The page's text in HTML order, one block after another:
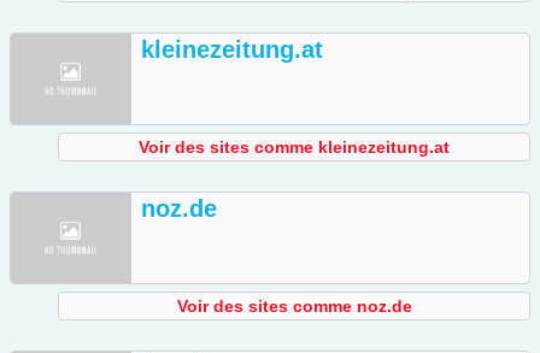
kleinezeitung.at
Voir des sites comme kleinezeitung.at
noz.de
Voir des sites comme noz.de